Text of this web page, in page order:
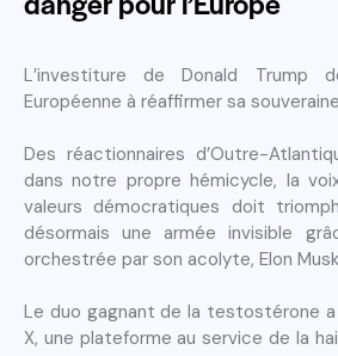
L’investiture de Donald Trump
Européenne à réaffirmer sa
Des réactionnaires d’Outre-
dans notre propre hémicycle, la
valeurs démocratiques doit
désormais une armée invisible
orchestrée par son acolyte, Elon
Le duo gagnant de la testostérone
X, une plateforme au service de la